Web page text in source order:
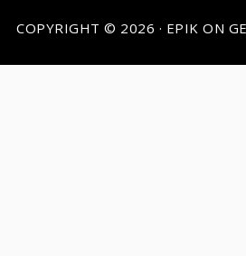
COPYRIGHT © 2026 · EPIK ON